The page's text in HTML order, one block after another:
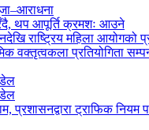
थप आपूर्ति क्रमशः आउने
राष्ट्रिय महिला
वक्तृत्वकला प्रतियोगिता
ट्राफिक नियम